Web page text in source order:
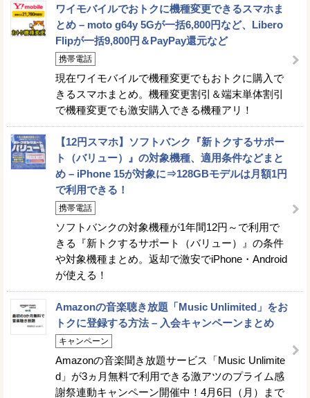
ワイモバイルでおトクに機種変更できるスマホま
とめ – moto g64y 5Gが一括6,800円など、Libero
Flipが一括9,800円＆PayPay還元など
携帯電話
現在ワイモバイルで機種変更でもおトクに購入で
きるスマホまとめ。機種変更割引＆端末単体割引
で機種変更でも激安購入できる機種アリ！
【12円スマホ】ソフトバンク『新トクするサポー
ト（バリュー）』の対象機種、適用条件などまと
め – iPhone 15が対象に⇒128GBモデルは月額1円
で利用できる！
携帯電話
ソフトバンクの対象機種が1年間12円～で利用で
きる『新トクするサポート（バリュー）』の条件
や対象機種まとめ。返却で激安でiPhone・Android
が使える！
Amazonの音楽聴き放題「Music Unlimited」をお
トクに登録する方法 – 入会キャンペーンまとめ
キャンペーン
Amazonの音楽聞き放題サービス「Music Unlimite
d」が3ヵ月無料で利用できる激アツのプライム感
謝祭連動キャンペーン開催中！4月6日（月）まで